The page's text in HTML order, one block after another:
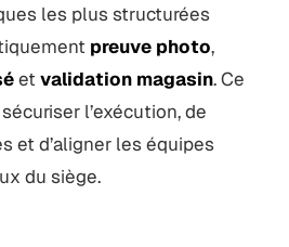
les plus structurées
preuve photo,
et validation magasin. Ce
l’exécution, de
et d’aligner les équipes
du siège.